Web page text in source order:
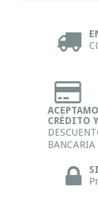
CRÉDITO
BANCARIA